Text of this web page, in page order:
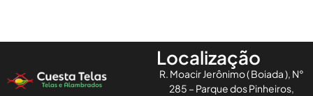
Localização
R. Moacir Jerônimo ( Boiada ), N°
285 – Parque dos Pinheiros,